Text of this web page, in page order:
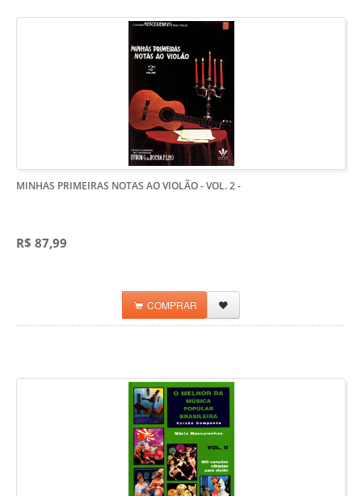
MINHAS PRIMEIRAS NOTAS AO VIOLÃO - VOL. 2-
R$ 87,99
COMPRAR